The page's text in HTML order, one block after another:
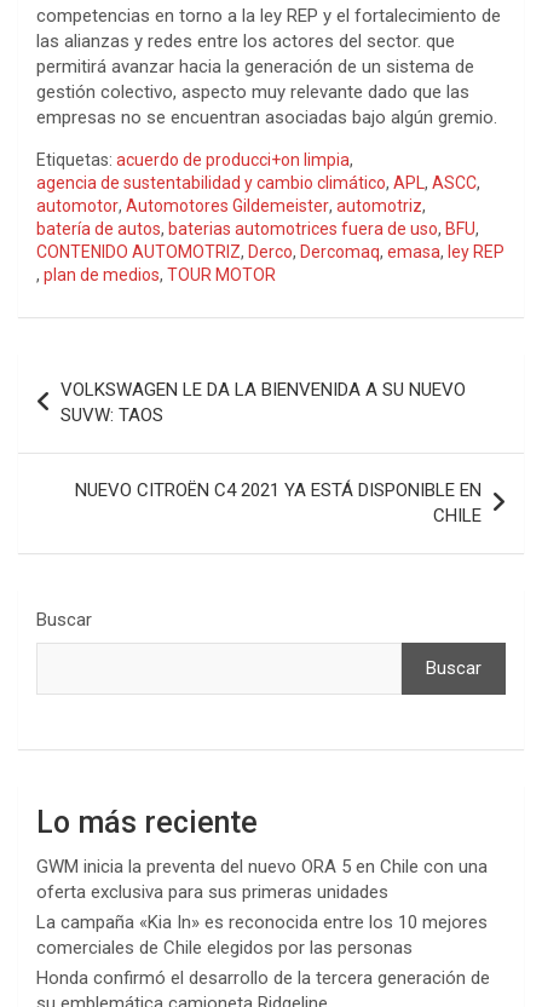
competencias en torno a la ley REP y el fortalecimiento de
las alianzas y redes entre los actores del sector. que
permitirá avanzar hacia la generación de un sistema de
gestión colectivo, aspecto muy relevante dado que las
empresas no se encuentran asociadas bajo algún gremio.
Etiquetas: acuerdo de producci+on limpia,
agencia de sustentabilidad y cambio climático, APL, ASCC,
automotor, Automotores Gildemeister, automotriz,
batería de autos, baterias automotrices fuera de uso, BFU,
CONTENIDO AUTOMOTRIZ, Derco, Dercomaq, emasa, ley REP
, plan de medios, TOUR MOTOR
de
entradas
VOLKSWAGEN LE DA LA BIENVENIDA A SU NUEVO
SUVW: TAOS
NUEVO CITROËN C4 2021 YA ESTÁ DISPONIBLE EN
CHILE
Buscar
Buscar
Lo más reciente
GWM inicia la preventa del nuevo ORA 5 en Chile con una
oferta exclusiva para sus primeras unidades
La campaña «Kia In» es reconocida entre los 10 mejores
comerciales de Chile elegidos por las personas
Honda confirmó el desarrollo de la tercera generación de